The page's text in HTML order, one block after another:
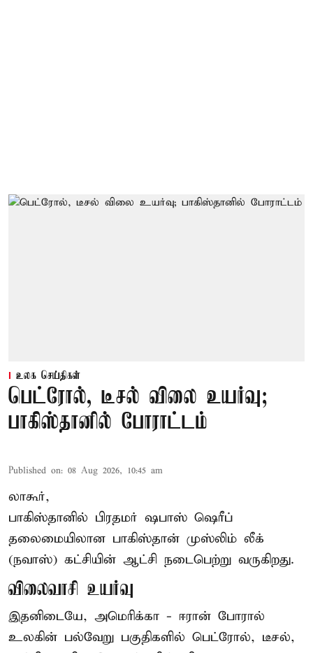
உலக செய்திகள்
பெட்ரோல், டீசல் விலை உயர்வு;
பாகிஸ்தானில் போராட்டம்
Published on: 08 Aug 2026, 10:45 am
லாகூர்,
பாகிஸ்தானில் பிரதமர் ஷபாஸ் ஷெரீப்
தலைமையிலான பாகிஸ்தான் முஸ்லிம் லீக்
(நவாஸ்) கட்சியின் ஆட்சி நடைபெற்று வருகிறது.
விலைவாசி உயர்வு
இதனிடையே, அமெரிக்கா - ஈரான் போரால்
உலகின் பல்வேறு பகுதிகளில் பெட்ரோல், டீசல்,